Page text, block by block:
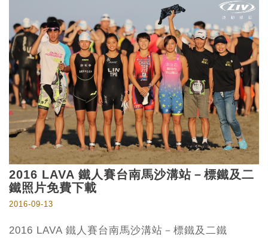
2016 LAVA 鐵人賽台南馬沙溝站－標鐵及二
鐵照片免費下載
2016-09-13
2016 LAVA 鐵人賽台南馬沙溝站－標鐵及二鐵